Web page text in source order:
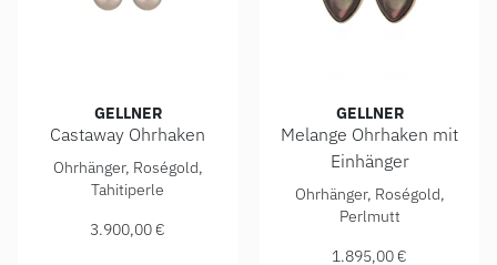
GELLNER
Castaway Ohrhaken
Gellner Castaway Ohrhaken, Ref: 5-23045-01, Preis:
Ohrhänger, Roségold,
Tahitiperle
3.900,00 €
GELLNER
Melange Ohrhaken mit
Einhänger
Gellner Melange Ohrhaken
Ohrhänger, Roségold,
Perlmutt
1.895,00 €